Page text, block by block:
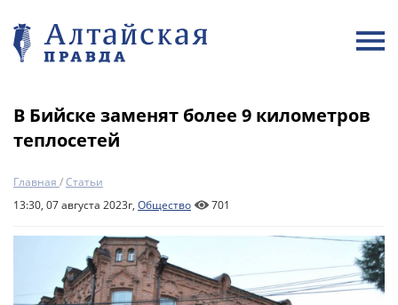
В Бийске заменят более 9 километров
теплосетей
Главная /Статьи
13:30, 07 августа 2023г, Общество 701